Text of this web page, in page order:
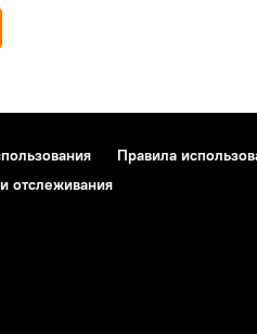
Правила
отслеживания